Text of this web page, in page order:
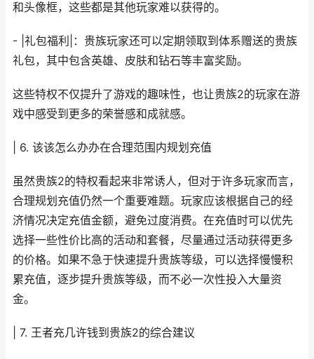
和头像框，这些都是其他玩家难以获得的。
- |礼包福利|：贵族玩家还可以定期领取到体系赠送的贵族
礼包，其中包含英雄、皮肤和钻石等丰富奖励。
这些特权不仅提升了游戏的趣味性，也让贵族2的玩家在游
戏中感受到更多的荣誉感和成就感。
| 6. 该该怎么办办在合理范围内规划充值
虽然贵族2的特权看起来非常诱人，但对于许多玩家而言，
合理规划充值仍然一个重要难题。玩家应该根据自己的经
济情况决定充值金额，避免过度消费。在充值时可以优先
选择一些性价比高的活动和套餐，尽量通过活动获得更多
的价格。如果不急于快速提升贵族等级，可以选择慢慢积
累充值，逐步提升贵族等级，而不必一次性投入大量资
金。
| 7. 王者充几许钱到贵族2的综合建议